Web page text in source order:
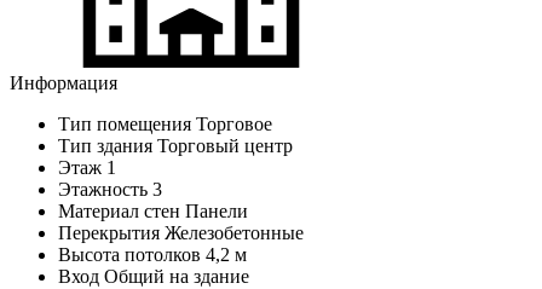
Информация
Тип помещения Торговое
Тип здания Торговый центр
Этаж 1
Этажность 3
Материал стен Панели
Перекрытия Железобетонные
Высота потолков 4,2 м
Вход Общий на здание